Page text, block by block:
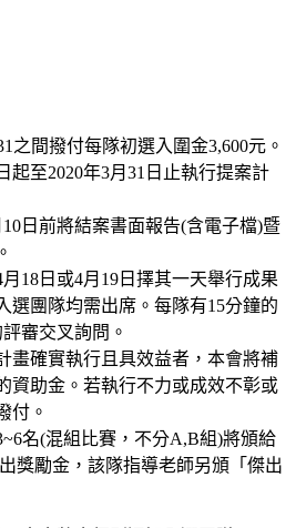
之間撥付每隊初選入圍金3,600元。
起至2020年3月31日止執行提案計
日前將結案書面報告(含電子檔)暨
18日或4月19日擇其一天舉行成果
選團隊均需出席。每隊有15分鐘的
審交叉詢問。
畫確實執行且具效益者，本會將補
資助金。若執行不力或成效不彰或
付。
名(混組比賽，不分A,B組)將頒給
獎勵金，該隊指導老師另頒「傑出